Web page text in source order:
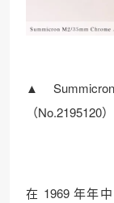
（No.2195120）
在 1969 年年